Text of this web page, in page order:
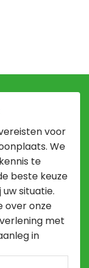
voor
We
te
beste keuze
situatie.
over onze
met
in